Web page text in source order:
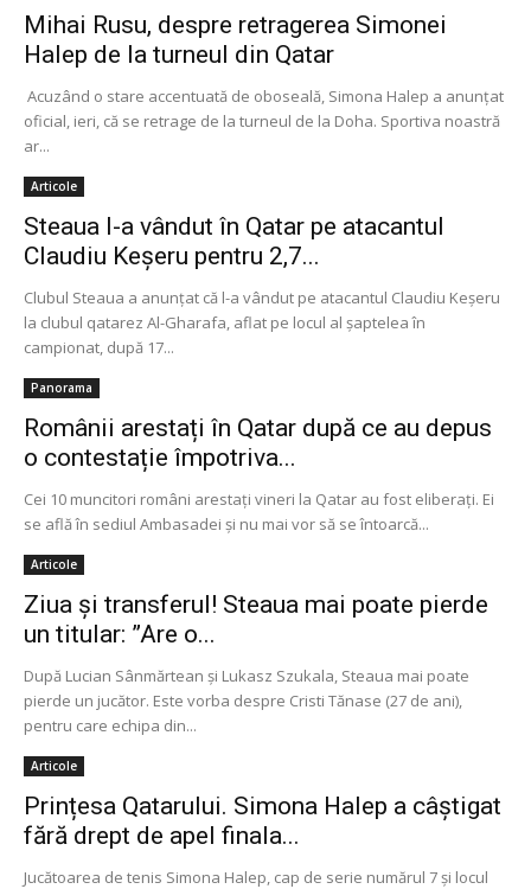
Mihai Rusu, despre retragerea Simonei
Halep de la turneul din Qatar
Acuzând o stare accentuată de oboseală, Simona Halep a anunţat
oficial, ieri, că se retrage de la turneul de la Doha. Sportiva noastră
ar...
Articole
Steaua l-a vândut în Qatar pe atacantul
Claudiu Keşeru pentru 2,7...
Clubul Steaua a anunţat că l-a vândut pe atacantul Claudiu Keşeru
la clubul qatarez Al-Gharafa, aflat pe locul al şaptelea în
campionat, după 17...
Panorama
Românii arestați în Qatar după ce au depus
o contestație împotriva...
Cei 10 muncitori români arestaţi vineri la Qatar au fost eliberaţi. Ei
se află în sediul Ambasadei şi nu mai vor să se întoarcă...
Articole
Ziua și transferul! Steaua mai poate pierde
un titular: ”Are o...
După Lucian Sânmărtean și Lukasz Szukala, Steaua mai poate
pierde un jucător. Este vorba despre Cristi Tănase (27 de ani),
pentru care echipa din...
Articole
Prințesa Qatarului. Simona Halep a câștigat
fără drept de apel finala...
Jucătoarea de tenis Simona Halep, cap de serie numărul 7 şi locul